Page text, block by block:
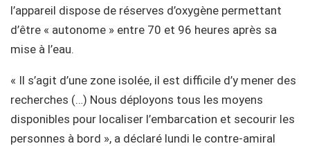
l’appareil dispose de réserves d’oxygène permettant
d’être « autonome » entre 70 et 96 heures après sa
mise à l’eau.
« Il s’agit d’une zone isolée, il est difficile d’y mener des
recherches (…) Nous déployons tous les moyens
disponibles pour localiser l’embarcation et secourir les
personnes à bord », a déclaré lundi le contre-amiral